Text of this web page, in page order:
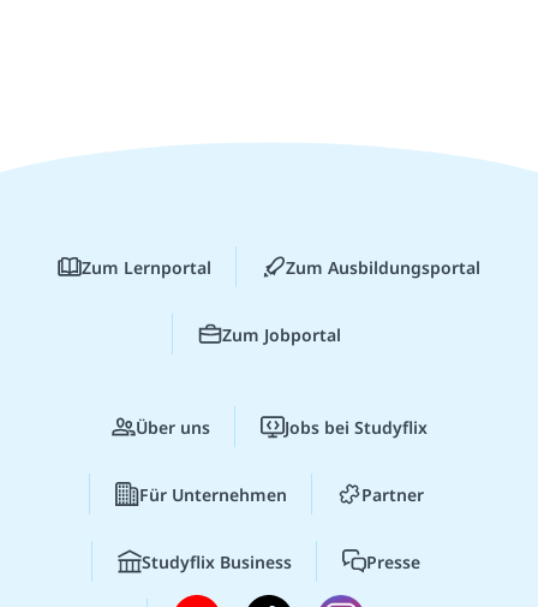
Zum Lernportal Zum Ausbildungsportal
Zum Jobportal
Über uns Jobs bei Studyflix
Für Unternehmen Partner
Studyflix Business Presse